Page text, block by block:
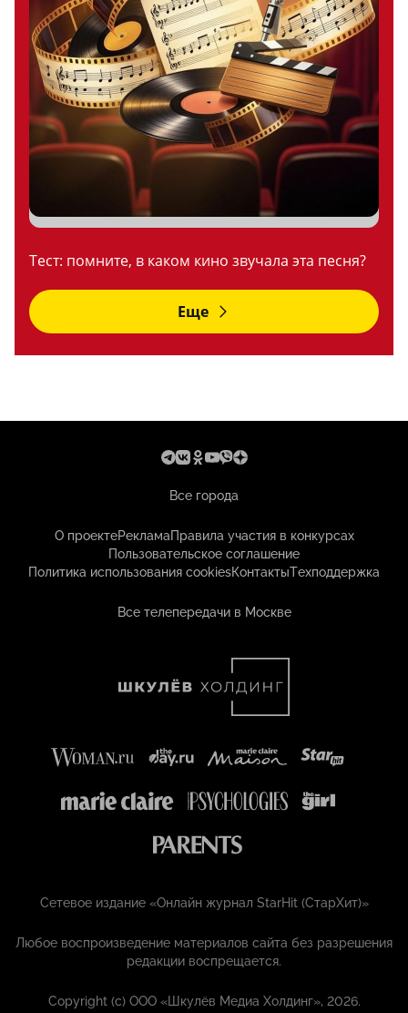
Тест: помните, в каком кино звучала эта песня?
Еще
Все города
О проектеРекламаПравила участия в конкурсах
Пользовательское соглашение
Политика использования cookiesКонтактыТехподдержка
Все телепередачи в Москве
Сетевое издание «Онлайн журнал StarHit (СтарХит)»
Любое воспроизведение материалов сайта без разрешения
редакции воспрещается.
Copyright (с) ООО «Шкулёв Медиа Холдинг», 2026.